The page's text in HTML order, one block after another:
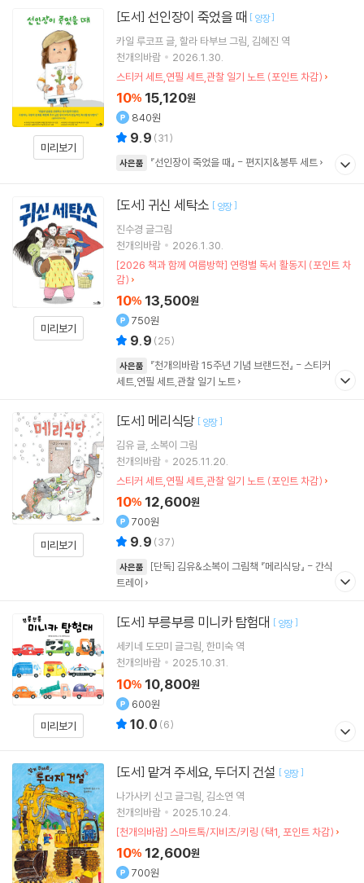
미리보기
[도서] 선인장이 죽었을 때 [ 양장]
카일 루코프 글 할라 타부브 그림 김혜진 역
천개의바람
2026.1.30.
스티커 세트,연필 세트,관찰 일기 노트 (포인트 차감)
10% 15,120원
840원
9.9 (31)
사은품 『선인장이 죽었을 때』 - 편지지&봉투 세트
미리보기
[도서] 귀신 세탁소 [ 양장]
진수경 글그림
천개의바람
2026.1.30.
[2026 책과 함께 여름방학] 연령별 독서 활동지 (포인트 차
감)
10% 13,500원
750원
9.9 (25)
사은품
『천개의바람 15주년 기념 브랜드전』 - 스티커
세트,연필 세트,관찰 일기 노트
미리보기
[도서] 메리식당 [ 양장]
김유글 소복이 그림
천개의바람
2025.11.20.
스티커 세트,연필 세트,관찰 일기 노트 (포인트 차감)
10% 12,600원
700원
9.9 (37)
사은품
[단독] 김유&소복이 그림책 『메리식당』 - 간식
트레이
미리보기
[도서] 부릉부릉 미니카 탐험대 [ 양장]
세키네 도모미 글그림 한미숙 역
천개의바람
2025.10.31.
10% 10,800원
600원
10.0 (6)
[도서] 맡겨 주세요, 두더지 건설 [ 양장]
나가사키 신고 글그림 김소연 역
천개의바람
2025.10.24.
[천개의바람] 스마트톡/지비츠/키링 (택1, 포인트 차감)
10% 12,600원
700원